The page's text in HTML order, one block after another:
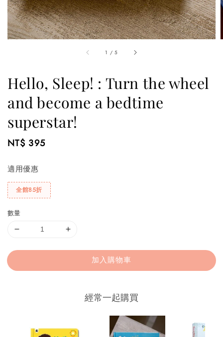
1 /5
Hello, Sleep! : Turn the wheel
and become a bedtime
superstar!
Regular
NT$ 395
適用優惠
全館85折
數量
加入購物車
經常一起購買